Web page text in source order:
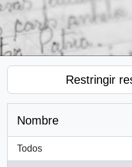
Restringir
Nombre
Todos